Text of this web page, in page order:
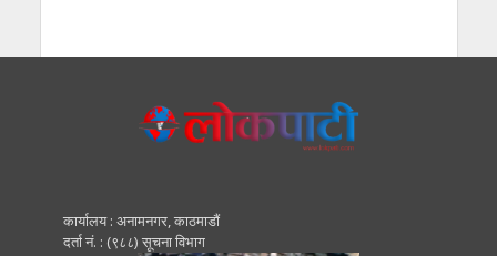
कार्यालय : अनामनगर, काठमाडाैं
दर्ता नं. : (९८८) सूचना विभाग